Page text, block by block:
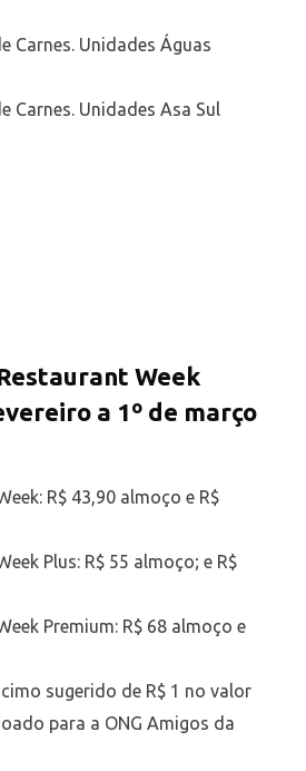
Carnes. Unidades Águas
Carnes. Unidades Asa Sul
Week
a 1º de março
R$ 43,90 almoço e R$
Plus: R$ 55 almoço; e R$
Premium: R$ 68 almoço e
sugerido de R$ 1 no valor
para a ONG Amigos da